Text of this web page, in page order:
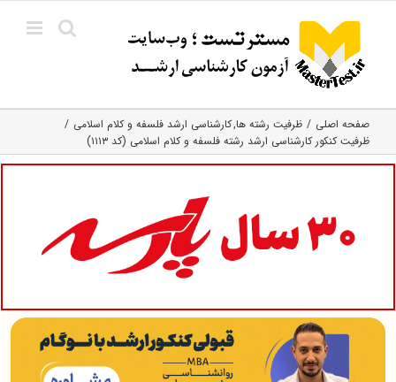
content
صفحه اصلی ظرفیت رشته ها کارشناسی ارشد فلسفه و کلام اسلامی
ظرفیت کنکور کارشناسی ارشد رشته فلسفه و کلام اسلامی (کد ۱۱۱۳)